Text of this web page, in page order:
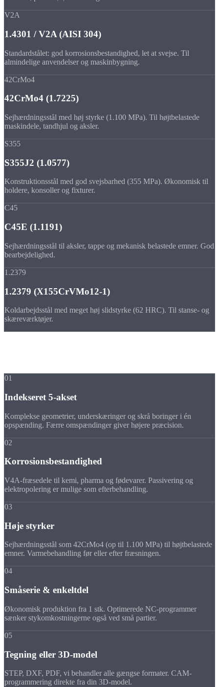
V2A
1.4301 / V2A (AISI 304)
Standardstålet: god korrosionsbestandighed, let at svejse. Til
almindelige anvendelser og maskinbygning.
42CrMo4
42CrMo4 (1.7225)
Sejhærdningsstål med høj styrke (1.100 MPa). Til højtbelastede
maskindele, tandhjul og aksler.
S355
S355J2 (1.0577)
Konstruktionsstål med god svejsbarhed (355 MPa). Økonomisk til
holdere, konsoller og fixturer.
C45
C45E (1.1191)
Sejhærdningsstål til aksler, tappe og mekanisk belastede emner. God
bearbejdelighed.
1.2379
1.2379 (X155CrVMo12-1)
Koldarbejdsstål med meget høj slidstyrke (62 HRC). Til stanse- og
skæreværktøjer.
01
Indekseret 5-akset
Komplekse geometrier, underskæringer og skrå boringer i én
opspænding. Færre omspændinger giver højere præcision.
02
Korrosionsbestandighed
V4A-fræsedele til kemi, pharma og fødevarer. Passivering og
elektropolering er mulige som efterbehandling.
03
Høje styrker
Sejhærdningsstål som 42CrMo4 (op til 1.100 MPa) til højtbelastede
emner. Varmebehandling før eller efter fræsningen.
04
Småserie & enkeltdel
Økonomisk produktion fra 1 stk. Optimerede NC-programmer
sænker stykomkostningerne også ved små partier.
05
Tegning eller 3D-model
STEP, DXF, PDF, vi behandler alle gængse formater. CAM-
programmering direkte fra din 3D-model.